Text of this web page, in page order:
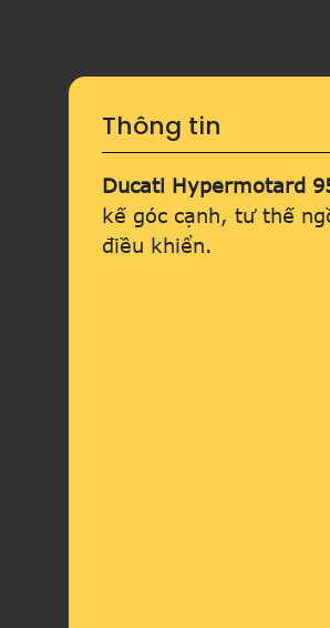
Thông tin
Ducati Hypermotard
kế góc cạnh, tư thế
điều khiển.